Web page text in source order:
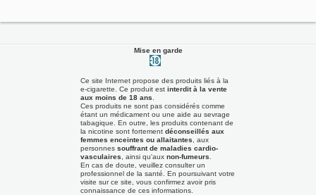
Mise en garde
Ce site Internet propose des produits liés à la
e-cigarette. Ce produit est interdit à la vente
aux moins de 18 ans
Ces produits ne sont pas considérés comme
étant un médicament ou une aide au sevrage
tabagique. En outre, les produits contenant de
la nicotine sont fortement déconseillés aux
femmes enceintes ou allaitantes , aux
personnes souffrant de maladies cardio-
vasculaires , ainsi qu'aux non-fumeurs
En cas de doute, veuillez consulter un
professionnel de la santé. En poursuivant votre
visite sur ce site, vous confirmez avoir pris
connaissance de ces informations.